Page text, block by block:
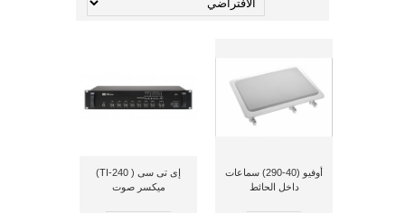
أوفيو (40-290) سماعات
داخل الحائط
إى تى سى ( TI-240)
ميكسر صوت